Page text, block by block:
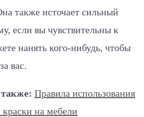
также источает сильный
если вы чувствительны к
нанять кого-нибудь, чтобы
вас.
Правила использования
на мебели